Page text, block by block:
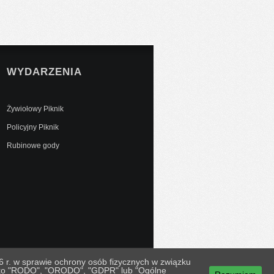
WYDARZENIA
Żywiołowy Piknik
Policyjny Piknik
Rubinowe gody
w sprawie ochrony osób fizycznych w związku
"RODO", "ORODO", "GDPR" lub "Ogólne